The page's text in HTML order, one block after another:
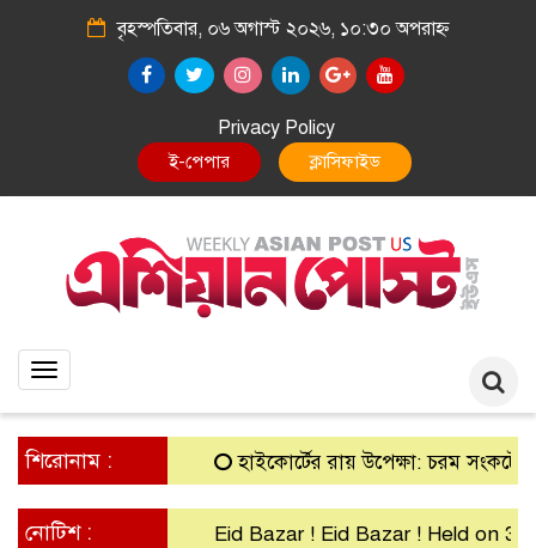
বৃহস্পতিবার, ০৬ অগাস্ট ২০২৬, ১০:৩০ অপরাহ্ন
Privacy Policy
E-Paper Classified
Toggle
শিরোনাম : হাইকোর্টের রায় উপেক্ষা: চরম সংকটে
নোটিশ : Eid Bazar ! Eid Bazar ! Held on 30th